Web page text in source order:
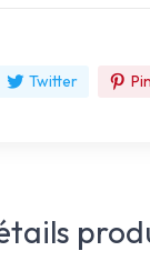
Twitter